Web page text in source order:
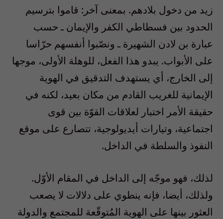
زيد من دخول بلادهم. بمعنى آخر: قاموا بترسيم
الحدود بين فسطاطي الكفر والإيمان ـ حسب
عبارة بن لادن الشهيرة ـ ونصّبوا أنفسهم حرّاسا
على الأبواب. يبدو هذا الفعل، للوهلة الأولى، موجها
إلى الخارج، أي يستهدف التدقيق في الهوية
الإيمانية للغريب القادم من مكان بعيد، لكنه في
حقيقة الأمر اختبار لعلاقات القوّة بين قوى
اجتماعية، وتيارات أيديولوجية، تتصارع على موقع
النفوذ والسلطة في الداخل.
لذلك، فهو موجّه إلى الداخل في المقام الأوّل.
ولذلك، أيضا، فإنه ينطوي على دلالات لا يصعب
العثور بينها على الهوية المُتوقّعة للمجتمع والدولة